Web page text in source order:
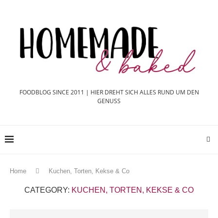
FOODBLOG SINCE 2011 | HIER DREHT SICH ALLES RUND UM DEN
GENUSS
Home Kuchen, Torten, Kekse & Co
CATEGORY: KUCHEN, TORTEN, KEKSE & CO